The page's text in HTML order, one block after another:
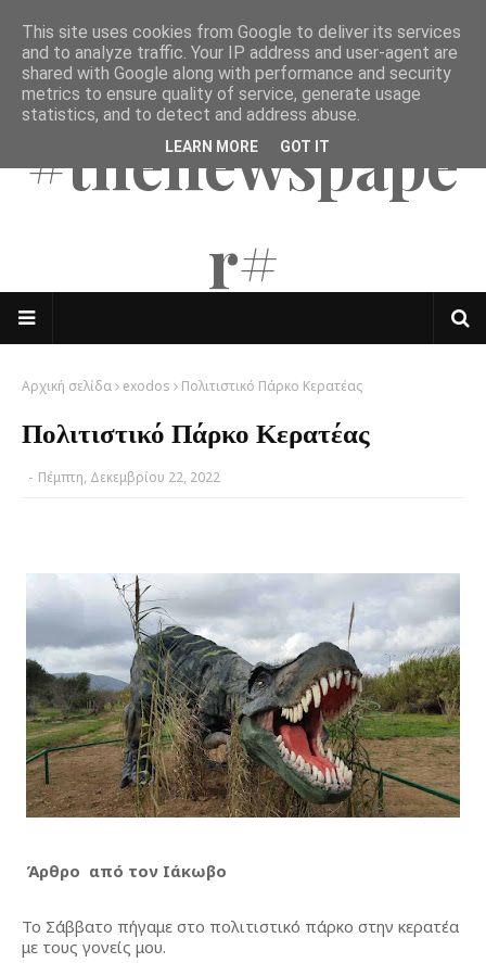
The Mates
#thenewspape
r#
Αρχική σελίδα exodos Πολιτιστικό Πάρκο Κερατέας
Πολιτιστικό Πάρκο Κερατέας
- Πέμπτη, Δεκεμβρίου 22, 2022
Άρθρο  από τον Ιάκωβο
Το Σάββατο πήγαμε στο πολιτιστικό πάρκο στην κερατέα
με τους γονείς μου.
This site uses cookies from Google to deliver its services
and to analyze traffic. Your IP address and user-agent are
shared with Google along with performance and security
metrics to ensure quality of service, generate usage
statistics, and to detect and address abuse.
LEARN MORE GOT IT